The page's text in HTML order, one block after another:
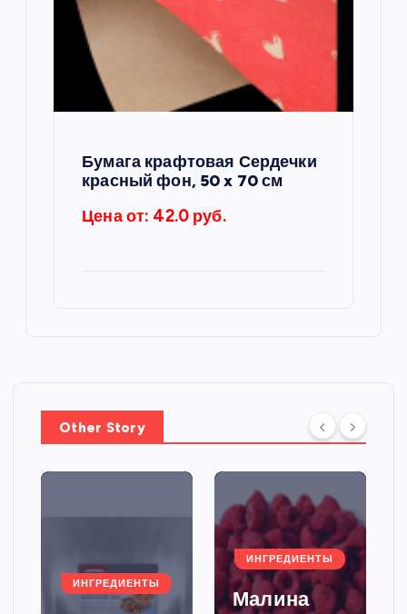
Бумага крафтовая Сердечки
красный фон, 50 x 70 см
Цена от: 42.0 руб.
Other Story
ИНГРЕДИЕНТЫ
ИНГРЕДИЕНТЫ
Малина